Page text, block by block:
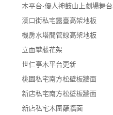
木平台-優人神鼓山上劇場舞
漢口街私宅露臺高架地板
機房水塔間管線高架地板
立面攀藤花架
世仁亭木平台更新
桃園私宅南方松壁板牆面
新店私宅南方松壁板牆面
新店私宅木圍籬牆面